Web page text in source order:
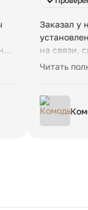
А
Заказал у
на связи,
доставки
Читать